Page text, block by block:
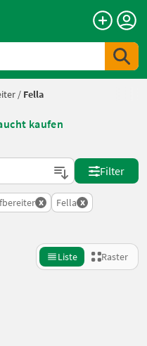
/ Fella
kaufen
Filter
x Fella x
Liste Raster